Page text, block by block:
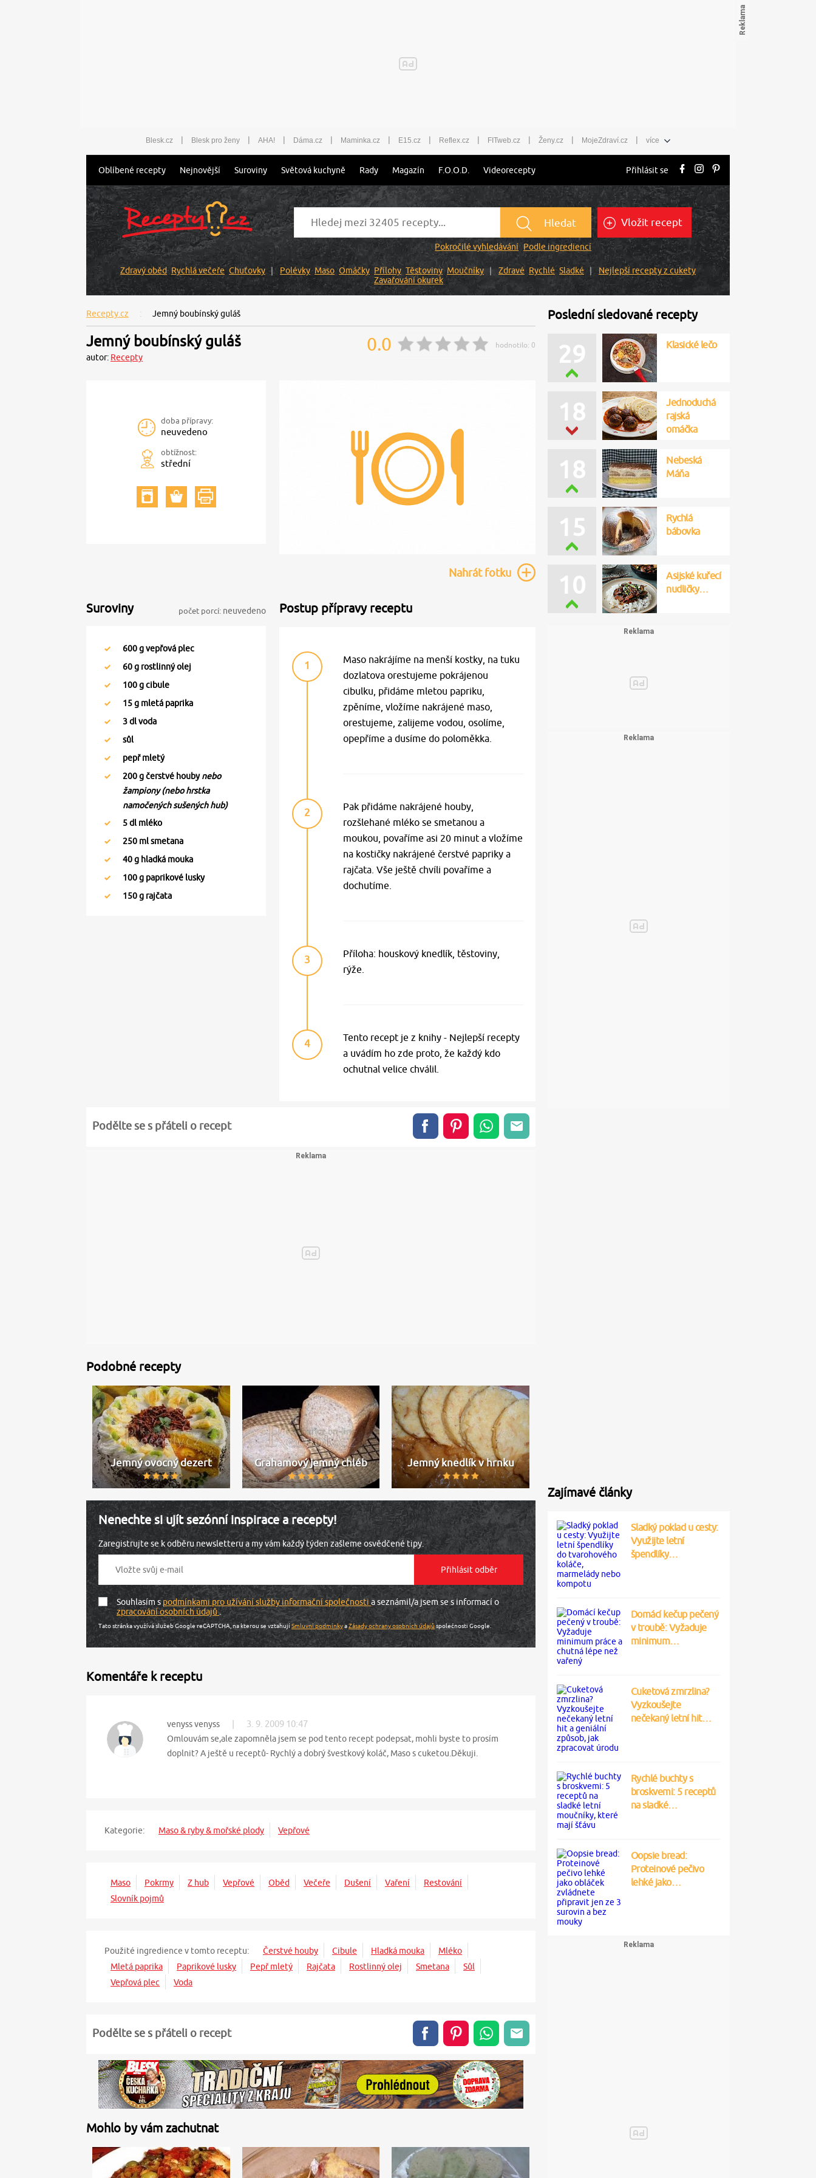
Blesk.cz | Blesk pro ženy | AHA! | Dáma.cz | Maminka.cz | E15.cz | Reflex.cz | FITweb.cz | Ženy.cz | MojeZdraví.cz | více
Oblíbené recepty Nejnovější Suroviny Světová kuchyně Rady Magazín F.O.O.D. Videorecepty Přihlásit se
Hledat
Pokročilé vyhledávání Podle ingrediencí
Vložit recept
Zdravý oběd Rychlá večeře Chuťovky Polévky Maso Omáčky Přílohy Těstoviny Moučníky Zdravé Rychlé Sladké
Nejlepší recepty z cukety
Zavařování okurek
Recepty.cz Jemný boubínský guláš
Jemný boubínský guláš
autor: Recepty
0.0 hodnotilo: 0
doba přípravy:
neuvedeno
obtížnost:
střední
Nahrátfotku
Suroviny počet porcí: neuvedeno
600g vepřová plec
60g rostlinný olej
100g cibule
15g mletá paprika
3dl voda
sůl
pepř mletý
200g čerstvé houbynebo
žampiony (nebo hrstka
namočených sušených hub)
5dl mléko
250 ml smetana
40g hladká mouka
100g paprikové lusky
150g rajčata
Postup přípravy receptu
1
Maso nakrájíme na menší kostky, na tuku
dozlatova orestujeme pokrájenou
cibulku, přidáme mletou papriku,
zpěníme, vložíme nakrájené maso,
orestujeme, zalijeme vodou, osolíme,
opepříme a dusíme do poloměkka.
2
Pak přidáme nakrájené houby,
rozšlehané mléko se smetanou a
moukou, povaříme asi 20 minut a vložíme
na kostičky nakrájené čerstvé papriky a
rajčata. Vše ještě chvíli povaříme a
dochutíme.
3
Příloha: houskový knedlík, těstoviny,
rýže.
4
Tento recept je z knihy - Nejlepší recepty
a uvádím ho zde proto, že každý kdo
ochutnal velice chválil.
Podělte se s přáteli o recept
Podobné recepty
Jemný ovocný dezert Grahamový jemný chléb Jemný knedlík v hrnku
Nenechte si ujít sezónní inspirace a recepty!
Zaregistrujte se k odběru newsletteru a my vám každý týden zašleme osvědčené tipy.
Souhlasím spodmínkami pro užívání služby informační společnosti a seznámil/a jsem se s informací o
zpracování osobních údajů.
Tato stránka využívá služeb Google reCAPTCHA, na kterou se vztahujíSmluvní podmínkyaZásady ochrany osobních údajůspolečnosti Google.
Komentáře k receptu
venyss venyss 3. 9. 2009 10:47
Omlouvám se,ale zapomněla jsem se pod tento recept podepsat, mohli byste to prosím
doplnit? A ještě u receptů- Rychlý a dobrý švestkový koláč, Maso s cuketou.Děkuji.
Kategorie: Maso & ryby & mořské plody Vepřové
Maso Pokrmy Z hub Vepřové Oběd Večeře Dušení Vaření
Restování
Slovník pojmů
Použité ingredience v tomto receptu: Čerstvé houby Cibule Hladká mouka
Mléko
Mletá paprika
Paprikové lusky Pepř mletý Rajčata Rostlinný olej Smetana
Sůl
Vepřová plec
Voda
Podělte se s přáteli o recept
Mohlo by vám zachutnat
Poslední sledované recepty
29 Klasické lečo
18
Jednoduchá
rajská
omáčka
18
Nebeská
Máňa
15
Rychlá
bábovka
10
Asijské kuřecí
nudličky…
Zajímavé články
Sladký poklad u cesty:
Využijte letní
špendlíky…
Domácí kečup pečený
v troubě: Vyžaduje
minimum…
Cuketová zmrzlina?
Vyzkoušejte
nečekaný letní hit…
Rychlé buchty s
broskvemi: 5 receptů
na sladké…
Oopsie bread:
Proteinové pečivo
lehké jako…